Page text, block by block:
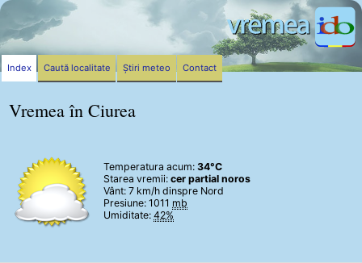
Vremea în Ciurea
Temperatura acum: 34°C
Starea vremii: cer partial noros
Vânt: 7 km/h dinspre Nord
Presiune: 1011 mb
Umiditate: 42%
Index Caută localitate Știri meteo Contact